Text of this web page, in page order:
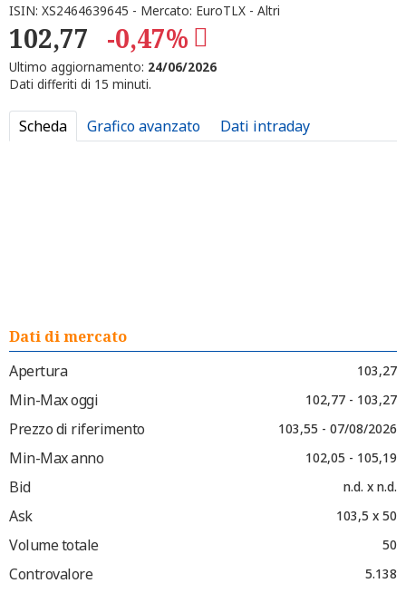
ISIN: XS2464639645 - Mercato: EuroTLX - Altri
102,77 -0,47%
Ultimo aggiornamento: 24/06/2026
Dati differiti di 15 minuti.
Scheda Grafico avanzato Dati intraday
Dati di mercato
Apertura
103,27
Min-Max oggi 102,77 - 103,27
Prezzo di riferimento 103,55 - 07/08/2026
Min-Max anno 102,05 - 105,19
Bid n.d. x n.d.
Ask 103,5 x 50
Volume totale 50
Controvalore 5.138